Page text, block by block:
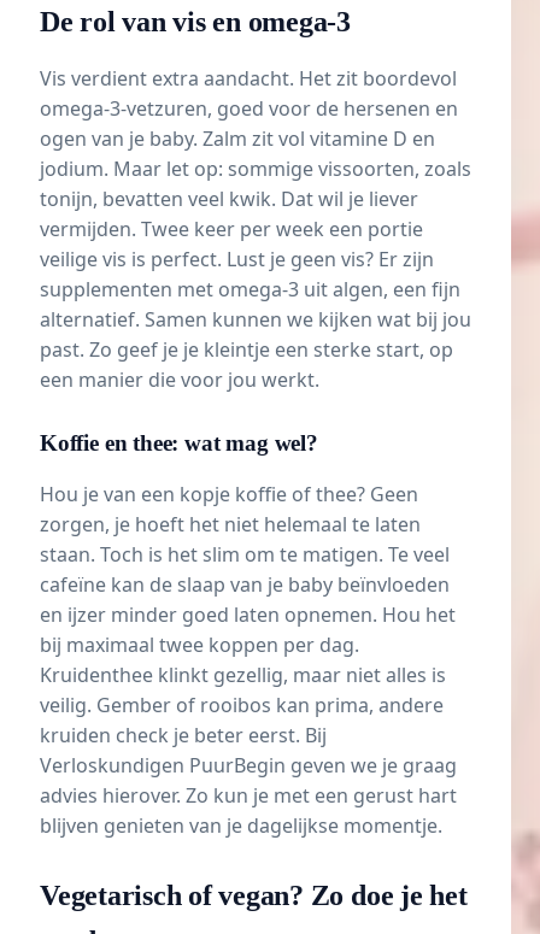
De rol van vis en omega-3
Vis verdient extra aandacht. Het zit boordevol
omega-3-vetzuren, goed voor de hersenen en
ogen van je baby. Zalm zit vol vitamine D en
jodium. Maar let op: sommige vissoorten, zoals
tonijn, bevatten veel kwik. Dat wil je liever
vermijden. Twee keer per week een portie
veilige vis is perfect. Lust je geen vis? Er zijn
supplementen met omega-3 uit algen, een fijn
alternatief. Samen kunnen we kijken wat bij jou
past. Zo geef je je kleintje een sterke start, op
een manier die voor jou werkt.
Koffie en thee: wat mag wel?
Hou je van een kopje koffie of thee? Geen
zorgen, je hoeft het niet helemaal te laten
staan. Toch is het slim om te matigen. Te veel
cafeïne kan de slaap van je baby beïnvloeden
en ijzer minder goed laten opnemen. Hou het
bij maximaal twee koppen per dag.
Kruidenthee klinkt gezellig, maar niet alles is
veilig. Gember of rooibos kan prima, andere
kruiden check je beter eerst. Bij
Verloskundigen PuurBegin geven we je graag
advies hierover. Zo kun je met een gerust hart
blijven genieten van je dagelijkse momentje.
Vegetarisch of vegan? Zo doe je het